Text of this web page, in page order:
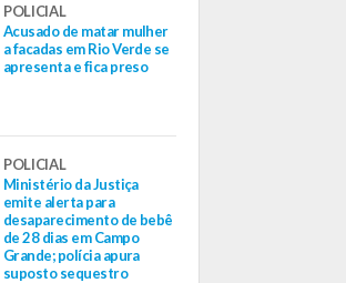
POLICIAL
Acusado de matar mulher
a facadas em Rio Verde se
apresenta e fica preso
POLICIAL
Ministério da Justiça
emite alerta para
desaparecimento de bebê
de 28 dias em Campo
Grande; polícia apura
suposto sequestro